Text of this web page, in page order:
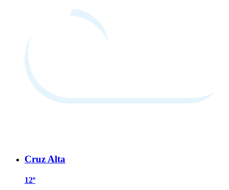
Cruz Alta
12º